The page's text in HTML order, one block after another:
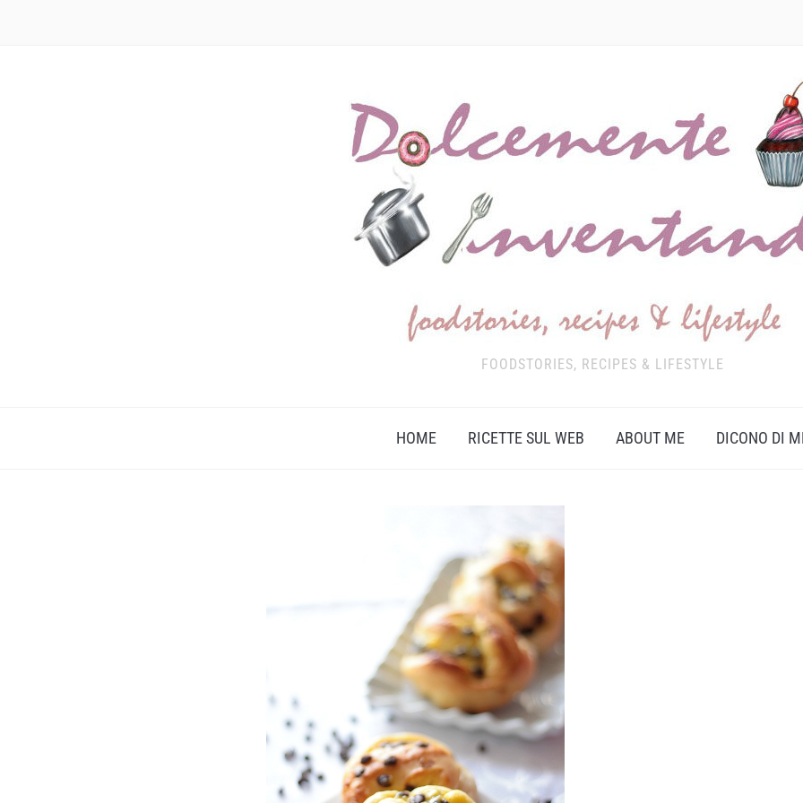
FOODSTORIES, RECIPES & LIFESTYLE
HOME RICETTE SUL WEB ABOUT ME DICONO DI